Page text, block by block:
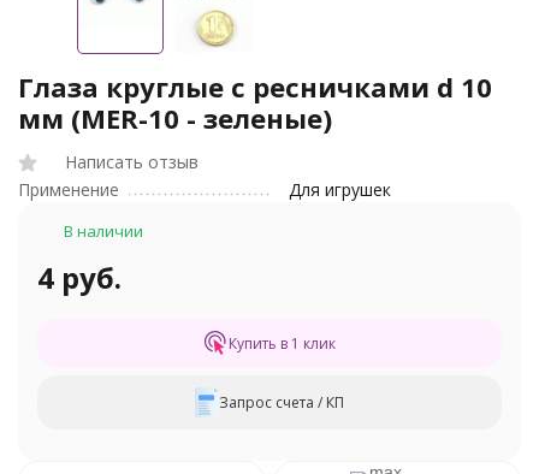
Глаза круглые с ресничками d 10
мм (MER-10 - зеленые)
Написать отзыв
Применение
Для игрушек
В наличии
4 руб.
Купить в 1 клик
Запрос счета / КП